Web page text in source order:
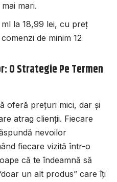
mari.
la 18,99 lei, cu preț
de minim 12
O Strategie Pe Termen
oferă prețuri mici, dar și
atrag clienții. Fiecare
nevoilor
fiecare vizită într-o
că te îndeamnă să
un alt produs” care îți